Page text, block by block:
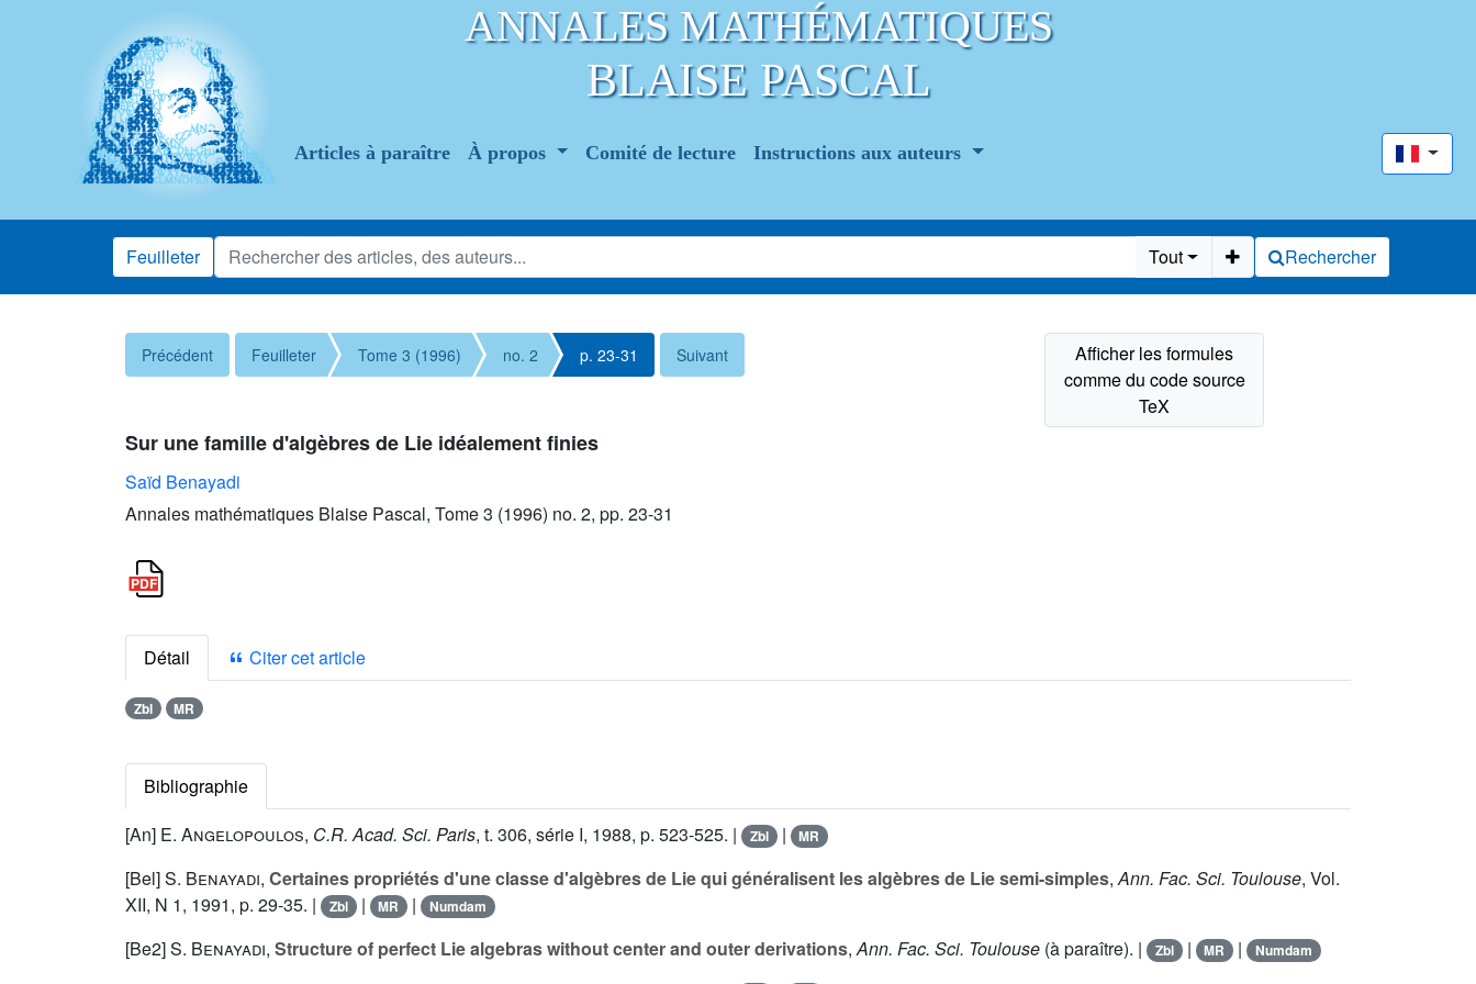
ANNALES MATHÉMATIQUES
BLAISE PASCAL
Articles à paraître À propos Comité de lecture Instructions aux auteurs
Feuilleter Tout Rechercher
Précédent Feuilleter Tome 3 (1996) no. 2 p. 23-31 Suivant
Sur une famille d'algèbres de Lie idéalement finies
Saïd Benayadi
Annales mathématiques Blaise Pascal, Tome 3 (1996) no. 2, pp. 23-31
Détail Citer cet article
Zbl MR
Bibliographie
[An] E. Angelopoulos, C.R. Acad. Sci. Paris, t. 306, série I, 1988, p. 523-525. | Zbl | MR
[Bel]S. Benayadi, Certaines propriétés d'une classe d'algèbres de Lie qui généralisent les algèbres de Lie semi-simples,Ann. Fac. Sci. Toulouse, Vol.
XII, N 1, 1991, p. 29-35. | Zbl | MR | Numdam
[Be2]S. Benayadi, Structure of perfect Lie algebras without center and outer derivations,Ann. Fac. Sci. Toulouse (à paraître). | Zbl | MR | Numdam